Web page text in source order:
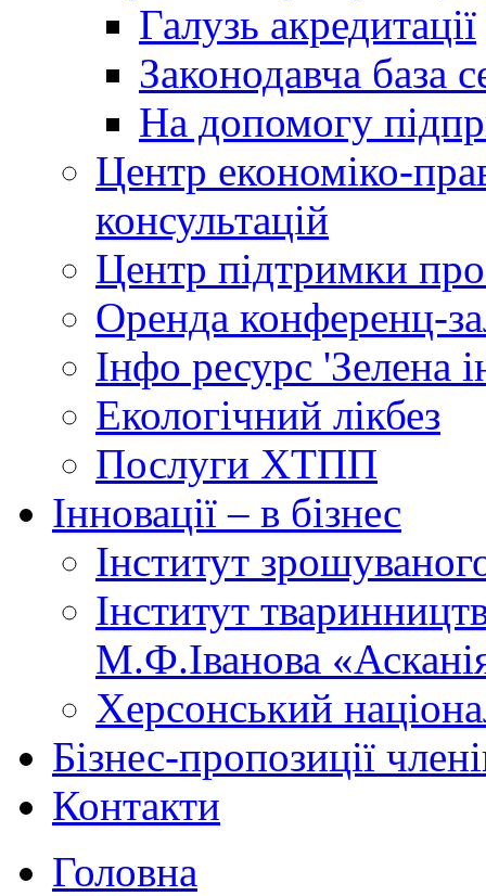
Галузь акредитації
Законодавча база
На допомогу
Центр економіко-
консультацій
Центр підтримки
Оренда конференц-
Інфо ресурс 'Зелена
Екологічний лікбез
Послуги ХТПП
Інновації – в бізнес
Інститут
Інститут
М.Ф.Іванова
Херсонський
Бізнес-пропозиції
Контакти
Головна